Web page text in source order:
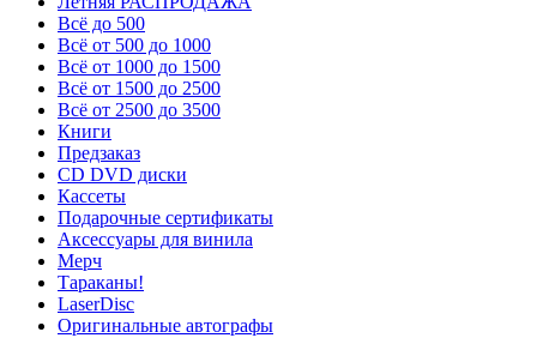
Всё до 500
Всё от 500 до 1000
Всё от 1000 до 1500
Всё от 1500 до 2500
Всё от 2500 до 3500
Книги
Предзаказ
CD DVD диски
Кассеты
Подарочные сертификаты
Аксессуары для винила
Мерч
Тараканы!
LaserDisc
Оригинальные автографы